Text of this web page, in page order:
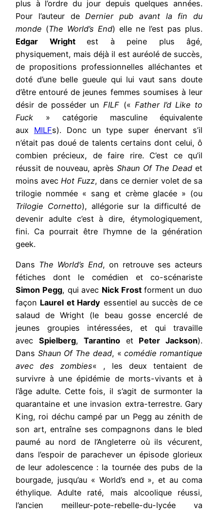
plus à l’ordre du jour depuis quelques années.
Pour l’auteur de Dernier pub avant la fin du
monde (The World’s End) elle ne l’est pas plus.
Edgar Wright est à peine plus âgé,
physiquement, mais déjà il est auréolé de succès,
de propositions professionnelles alléchantes et
doté d’une belle gueule qui lui vaut sans doute
d’être entouré de jeunes femmes soumises à leur
désir de posséder un FILF (« Father I’d Like to
Fuck » catégorie masculine équivalente
aux MILFs). Donc un type super énervant s’il
n’était pas doué de talents certains dont celui, ô
combien précieux, de faire rire. C’est ce qu’il
réussit de nouveau, après Shaun Of The Dead et
moins avec Hot Fuzz, dans ce dernier volet de sa
trilogie nommée « sang et crème glacée » (ou
Trilogie Cornetto), allégorie sur la difficulté de
devenir adulte c’est à dire, étymologiquement,
fini. Ca pourrait être l’hymne de la génération
geek.
Dans The World’s End, on retrouve ses acteurs
fétiches dont le comédien et co-scénariste
Simon Pegg, qui avec Nick Frost forment un duo
façon Laurel et Hardy essentiel au succès de ce
salaud de Wright (le beau gosse encerclé de
jeunes groupies intéressées, et qui travaille
avec Spielberg,Tarantino et Peter Jackson).
Dans Shaun Of The dead, «comédie romantique
avec des zombies« , les deux tentaient de
survivre à une épidémie de morts-vivants et à
l’âge adulte. Cette fois, il s’agit de surmonter la
quarantaine et une invasion extra-terrestre. Gary
King, roi déchu campé par un Pegg au zénith de
son art, entraîne ses compagnons dans le bled
paumé au nord de l’Angleterre où ils vécurent,
dans l’espoir de parachever un épisode glorieux
de leur adolescence : la tournée des pubs de la
bourgade, jusqu’au « World’s end », et au coma
éthylique. Adulte raté, mais alcoolique réussi,
l’ancien meilleur-pote-rebelle-du-lycée va